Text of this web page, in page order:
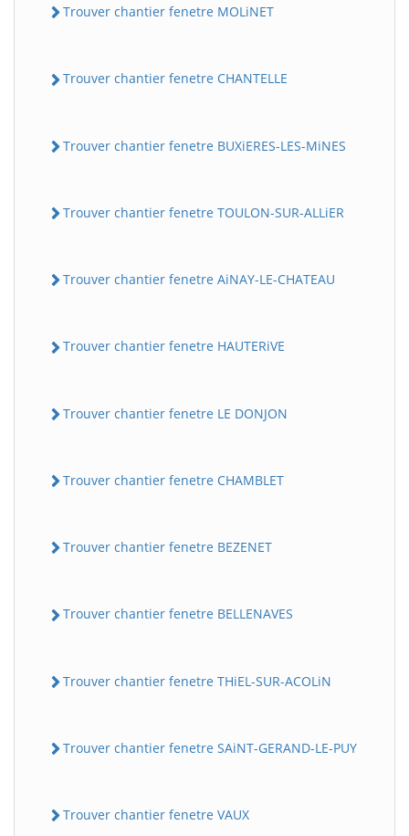
Trouver chantier fenetre MOLiNET
Trouver chantier fenetre CHANTELLE
Trouver chantier fenetre BUXiERES-LES-MiNES
Trouver chantier fenetre TOULON-SUR-ALLiER
Trouver chantier fenetre AiNAY-LE-CHATEAU
Trouver chantier fenetre HAUTERiVE
Trouver chantier fenetre LE DONJON
Trouver chantier fenetre CHAMBLET
Trouver chantier fenetre BEZENET
Trouver chantier fenetre BELLENAVES
Trouver chantier fenetre THiEL-SUR-ACOLiN
Trouver chantier fenetre SAiNT-GERAND-LE-PUY
Trouver chantier fenetre VAUX